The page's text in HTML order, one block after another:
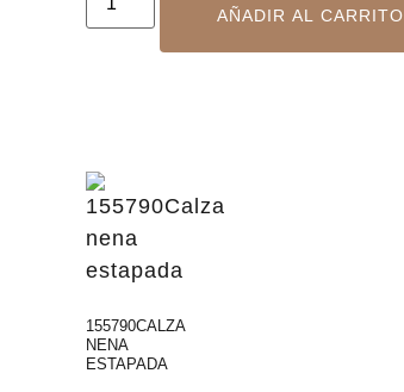
AÑADIR AL CARRITO
155790CALZA
NENA
ESTAPADA